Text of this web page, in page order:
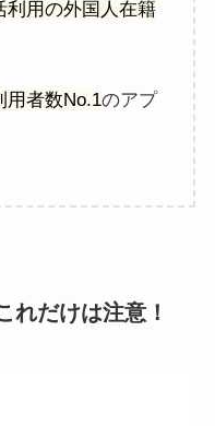
利用の外国人在籍
用者数No.1のアプ
だけは注意！